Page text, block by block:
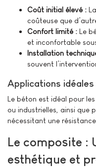
Coût initial élevé :
coûteuse que
Confort limité : Le
et inconfortable
Installation
souvent
Applications idéales
Le béton est idéal pour
ou industrielles, ainsi que
nécessitant une
Le composite :
esthétique et